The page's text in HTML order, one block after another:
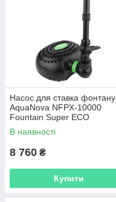
Насос для ставка фонтану
AquaNova NFPX-10000
Fountain Super ECO
В наявності
8 760 ₴
Купити